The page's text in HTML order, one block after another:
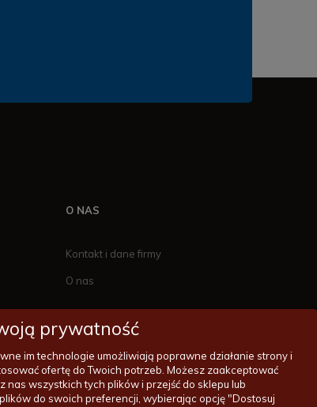
O NAS
Kontakt i dane firmy
O nas
zakupy@wentylatorysufitowe.pl
prywatność
im technologie umożliwiają poprawne działanie strony i
ofertę do Twoich potrzeb. Możesz zaakceptować
nas wszystkich tych plików i przejść do sklepu lub
do swoich preferencji, wybierając opcję "Dostosuj